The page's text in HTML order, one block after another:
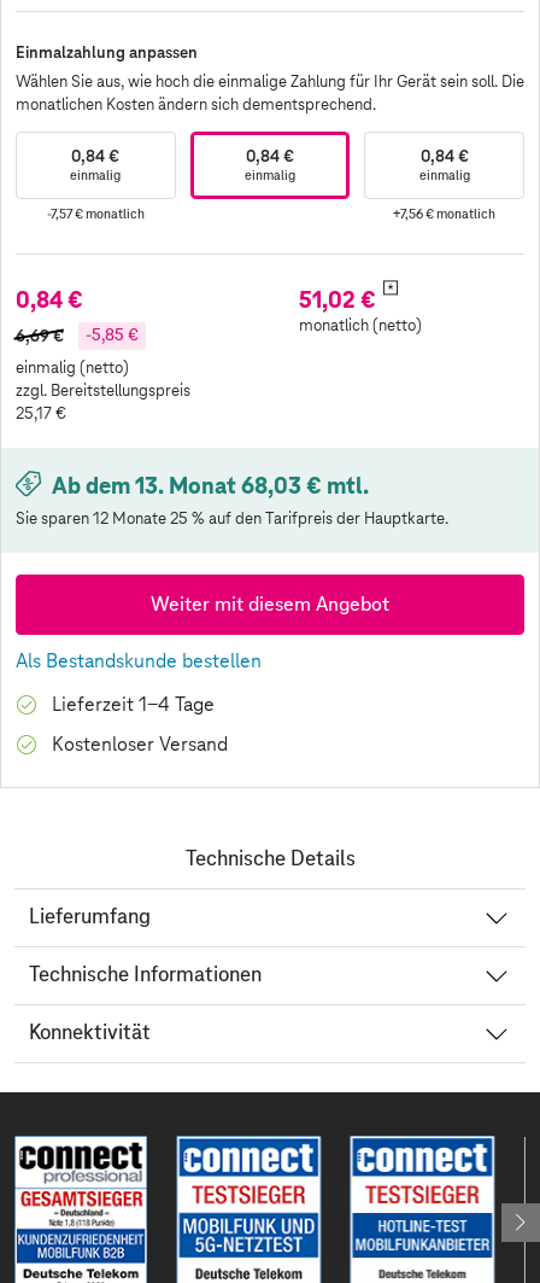
Einmalzahlung anpassen
Wählen Sie aus, wie hoch die einmalige Zahlung für Ihr Gerät sein soll. Die
monatlichen Kosten ändern sich dementsprechend.
0,84 €
einmalig
-7,57 €monatlich
0,84 €
einmalig
0,84 €
einmalig
+7,56 €monatlich
0,84 €
6,69 €
-5,85 €
einmalig (netto)
zzgl. Bereitstellungspreis
25,17 €
51,02 € *
monatlich (netto)
Ab dem 13. Monat 68,03 € mtl.
Sie sparen 12 Monate 25 % auf den Tarifpreis der Hauptkarte.
Weiter mit diesem Angebot
Als Bestandskunde bestellen
Lieferzeit 1-4 Tage
Kostenloser Versand
Technische Details
Lieferumfang
Technische Informationen
Konnektivität